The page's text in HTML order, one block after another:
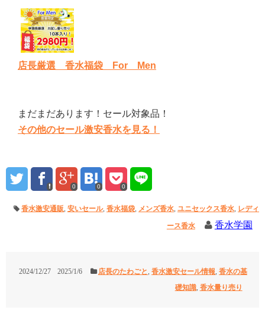
店長厳選 香水福袋 For Men
まだまだあります！セール対象品！
その他のセール激安香水を見る！
0 0 0
香水激安通販, 安いセール, 香水福袋, メンズ香水, ユニセックス香水, レディ
ース香水 香水学園
2024/12/27 2025/1/6 店長のたわごと, 香水激安セール情報, 香水の基
礎知識, 香水量り売り